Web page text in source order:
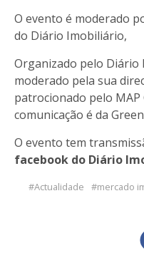
O evento é moderado
do Diário Imobiliário,
Organizado pelo
moderado pela sua
patrocionado pelo MAP
comunicação é da
O evento tem
facebook do Diário
Actualidade mercado